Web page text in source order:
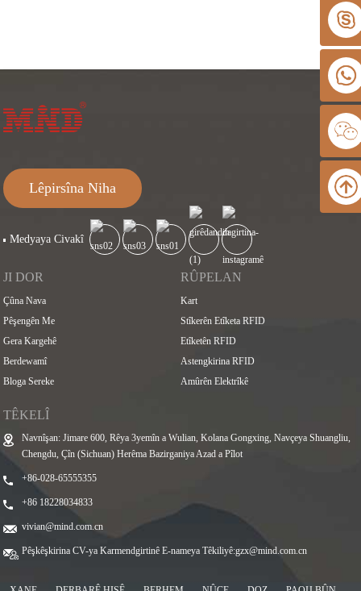
Lêpirsîna Niha
Medyaya Civakî
JI DOR
Çûna Nava
Pêşengên Me
Gera Kargehê
Berdewamî
Bloga Sereke
RÛPELAN
Kart
Stîkerên Etîketa RFID
Etîketên RFID
Astengkirina RFID
Amûrên Elektrîkê
TÊKELÎ
Navnîşan: Jimare 600, Rêya 3yemîn a Wulian, Kolana Gongxing, Navçeya Shuangliu,
Chengdu, Çîn (Sichuan) Herêma Bazirganiya Azad a Pîlot
+86-028-65555355
+86 18228034833
vivian@mind.com.cn
Pêşkêşkirina CV-ya Karmendgirtinê E-nameya Têkiliyê:gzx@mind.com.cn